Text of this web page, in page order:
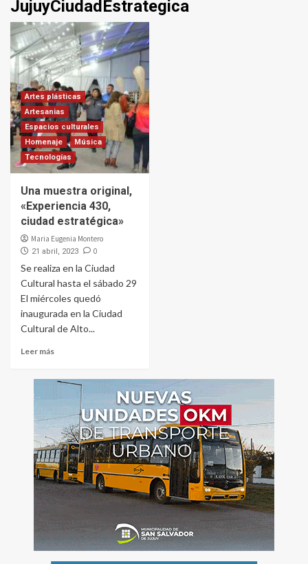
JujuyCiudadEstrategica
Artes plásticas
Artesanias
Espacios culturales
Homenaje
Música
Tecnologías
Una muestra original,
«Experiencia 430,
ciudad estratégica»
Maria Eugenia Montero
21 abril, 2023 0
Se realiza en la Ciudad
Cultural hasta el sábado 29
El miércoles quedó
inaugurada en la Ciudad
Cultural de Alto...
Leer más